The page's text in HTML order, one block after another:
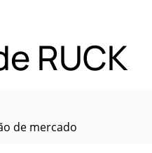
RUCK
de mercado